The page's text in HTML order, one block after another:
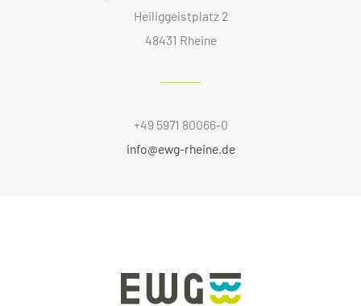
Heiliggeistplatz 2
48431 Rheine
+49 5971 80066-0
info@ewg-rheine.de